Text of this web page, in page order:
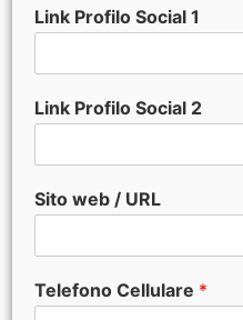
Link Profilo Social 1
Link Profilo Social 2
Sito web / URL
Telefono Cellulare *